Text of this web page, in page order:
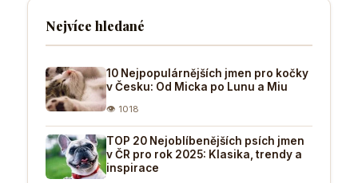
Nejvíce hledané
10 Nejpopulárnějších jmen pro kočky
v Česku: Od Micka po Lunu a Miu
👁 1018
TOP 20 Nejoblíbenějších psích jmen
v ČR pro rok 2025: Klasika, trendy a
inspirace